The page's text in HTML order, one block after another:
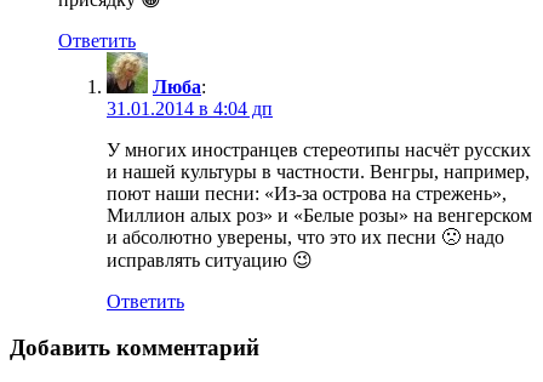
Ответить
Люба:
31.01.2014 в 4:04 дп
У многих иностранцев стереотипы насчёт русских
и нашей культуры в частности. Венгры, например,
поют наши песни: «Из-за острова на стрежень»,
Миллион алых роз» и «Белые розы» на венгерском
и абсолютно уверены, что это их песни 🙁 надо
исправлять ситуацию 😉
Ответить
Добавить комментарий